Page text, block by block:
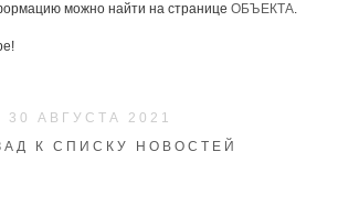
можно найти на странице ОБЪЕКТА.
30 АВГУСТА 2021
К СПИСКУ НОВОСТЕЙ